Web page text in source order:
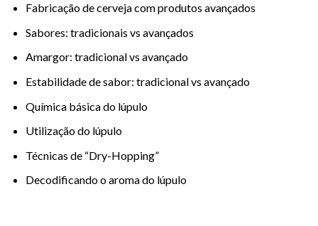
Fabricação de cerveja com produtos avançados
Sabores: tradicionais vs avançados
Amargor: tradicional vs avançado
Estabilidade de sabor: tradicional vs avançado
Química básica do lúpulo
Utilização do lúpulo
Técnicas de “Dry-Hopping”
Decodificando o aroma do lúpulo